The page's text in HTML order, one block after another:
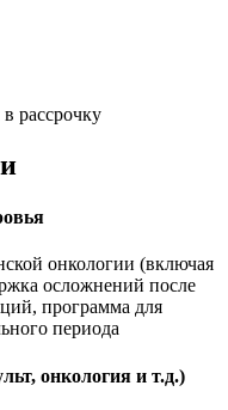
рассрочку
онкологии (включая
осложнений после
программа для
периода
онкология и т.д.)